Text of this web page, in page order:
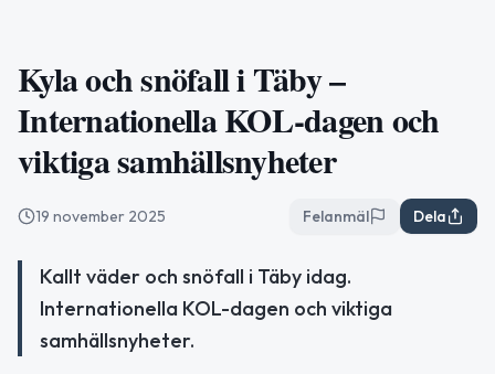
Kyla och snöfall i Täby –
Internationella KOL-dagen och
viktiga samhällsnyheter
19 november 2025 Felanmäl Dela
Kallt väder och snöfall i Täby idag.
Internationella KOL-dagen och viktiga
samhällsnyheter.